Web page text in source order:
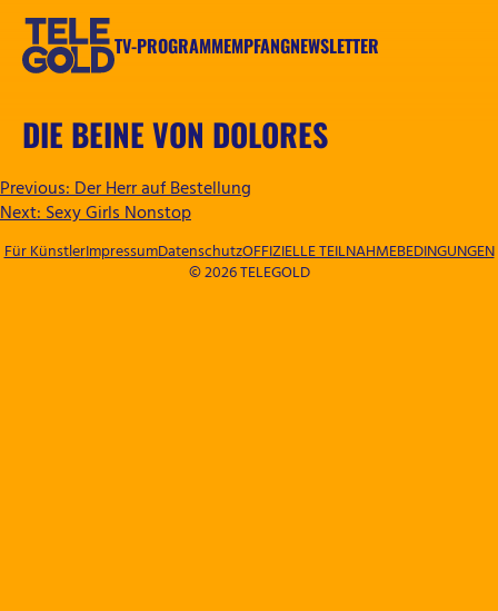
Zum
springen
TV-PROGRAMMEMPFANGNEWSLETTER
DIE BEINE VON DOLORES
BEITRAGSNAVIGATION
Previous:Der Herr auf Bestellung
Next:Sexy Girls Nonstop
© 2026 TELEGOLD
Für KünstlerImpressumDatenschutzOFFIZIELLE TEILNAHMEBEDINGUNGEN